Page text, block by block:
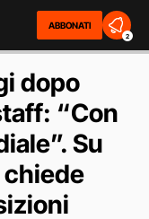
ABBONATI
2
dopo
“Con
Su